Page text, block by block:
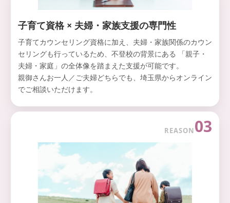
子育て資格 × 夫婦・家族支援の専門性
子育てカウンセリング資格に加え、夫婦・家族関係のカウン
セリングも行っているため、不登校の背景にある 「親子・
夫婦・家庭」の全体像を踏まえた支援が可能です。
親御さんお一人／ご夫婦どちらでも、埼玉県からオンライン
でご相談いただけます。
REASON03